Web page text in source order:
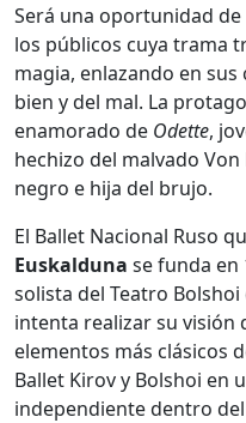
Será una oportunidad
los públicos cuya trama
magia, enlazando en
bien y del mal. La
enamorado de Odette,
hechizo del malvado
negro e hija del brujo.
El Ballet Nacional Ruso
Euskalduna se funda en
solista del Teatro
intenta realizar su visión
elementos más clásicos
Ballet Kirov y Bolshoi en
independiente dentro